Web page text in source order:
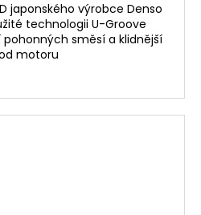
japonského výrobce Denso
technologii U-Groove
směsí a klidnější
motoru